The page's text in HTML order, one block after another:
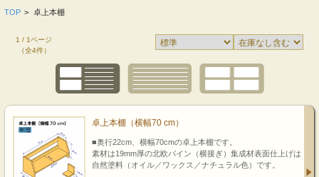
TOP > 卓上本棚
1 / 1ページ
（全4件）
卓上本棚（横幅70 cm）
■奥行22cm、横幅70cmの卓上本棚です。
素材は19mm厚の北欧パイン（横接ぎ）集成材表面仕上げは
自然塗料（オイル／ワックス／ナチュラル色）です。